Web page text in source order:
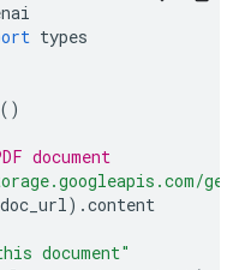
types
()
document
doc_url) .content
document"